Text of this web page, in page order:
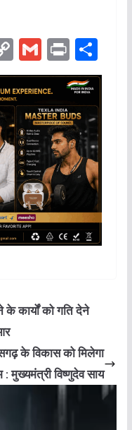
C
o
p
y
Li
n
k
G
m
ai
l
P
ri
n
t
S
h
e
कार्यों को गति देने
के विकास को मिलेगा
मुख्यमंत्री विष्णुदेव साय